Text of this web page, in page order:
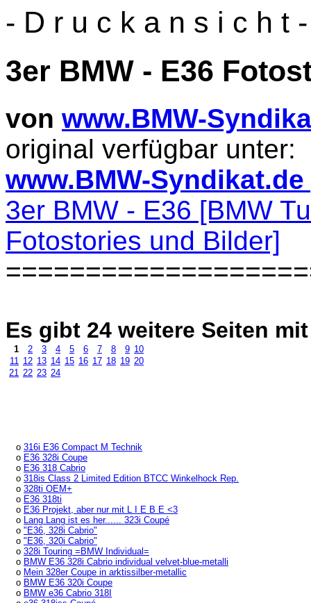
- D r u c k a n s i c h t -
3er BMW - E36
von www.BMW-
original verfügbar unter:
www.BMW-
3er BMW - E36 [BMW
Fotostories und Bilder]
Es gibt 24 weitere Seiten
1 2 3 4 5 6 7 8 9 10
11
12 13 14 15 16 17 18 19 20
21
22 23 24
o 316i E36 Compact M Technik
o E36 328i Coupe
o E36 318 Cabrio
o 318is Class 2 Limited Edition BTCC Winkelhock Rep.
o 328ti OEM+
o E36 318ti
o E36 Projekt, aber nur mit L I E B E <3
o
Lang Lang ist es her...... 323i Coupé
o "E36, 328i Cabrio"
o "E36, 320i Cabrio"
o 328i Touring =BMW Individual=
o BMW E36 328i Cabrio individual velvet-blue-metalli
o Mein 328er Coupe in arktissilber-metallic
o BMW E36 320i Coupe
o BMW e36 Cabrio 318I